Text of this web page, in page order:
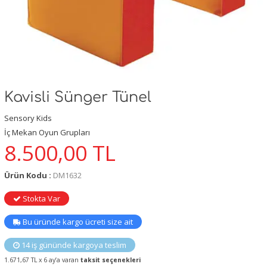
Kavisli Sünger Tünel
Sensory Kids
İç Mekan Oyun Grupları
8.500,00 TL
Ürün Kodu : DM1632
Stokta Var
Bu üründe kargo ücreti size ait
14 iş gününde kargoya teslim
1.671,67 TL x 6 ay’a varan taksit seçenekleri